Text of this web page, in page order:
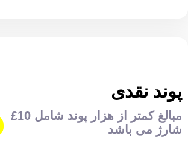
پوند نقدی
مبالغ کمتر از هزار پوند شامل 10£
شارژ می باشد